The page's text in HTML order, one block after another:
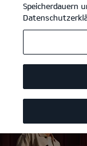
Speicherdauern